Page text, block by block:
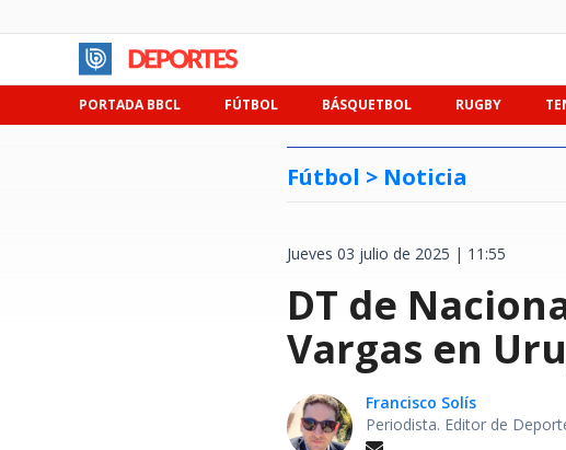
PORTADA BBCL FÚTBOL BÁSQUETBOL RUGBY
Fútbol > Noticia
Jueves 03 julio de 2025 | 11:55
DT de
Vargas en
Francisco Solís
Periodista. Editor de